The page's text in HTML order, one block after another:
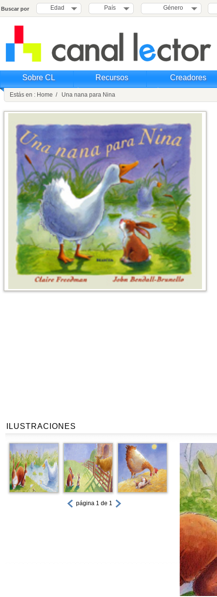
Buscar por Edad País Género
Sobre CL Recursos Creadores
Estás en : Home / Una nana para Nina
ILUSTRACIONES
página 1 de 1